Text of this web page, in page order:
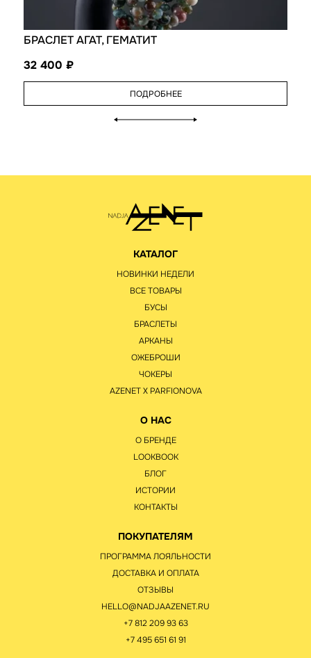
БРАСЛЕТ АГАТ, ГЕМАТИТ
32 400
ПОДРОБНЕЕ
КАТАЛОГ
НОВИНКИ НЕДЕЛИ
ВСЕ ТОВАРЫ
БУСЫ
БРАСЛЕТЫ
АРКАНЫ
ОЖЕБРОШИ
ЧОКЕРЫ
AZENET Х PARFIONOVA
О НАС
О БРЕНДЕ
LOOKBOOK
БЛОГ
ИСТОРИИ
КОНТАКТЫ
ПОКУПАТЕЛЯМ
ПРОГРАММА ЛОЯЛЬНОСТИ
ДОСТАВКА И ОПЛАТА
ОТЗЫВЫ
HELLO@NADJAAZENET.RU
+7 812 209 93 63
+7 495 651 61 91